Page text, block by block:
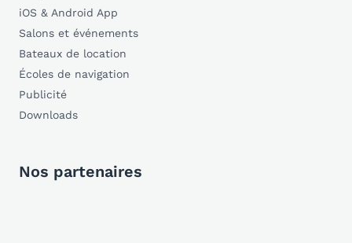
iOS & Android App
Salons et événements
Bateaux de location
Écoles de navigation
Publicité
Downloads
Nos partenaires